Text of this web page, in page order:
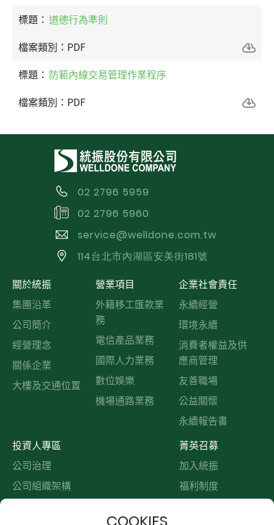
道德行為準則
PDF
防範內線交易管理作業程序
PDF
02 2796 5959
02 2796 5960
service@welldone.com.tw
114台北市內湖區安美街181號
關於統振
集團沿革
公司簡介
經營理念
關係企業
大樓及交通位置
營業項目
外籍移工匯款業
務
電信產品業務
國際人力業務
數位娛樂
機場通路業務
企業社會責任
永續經營
環境永續
消費者權益及供
應商管理
友善職場
公益關懷
永續報告書
投資人專區
公司治理
公司組織架構
菁英召募
加入統振
福利制度